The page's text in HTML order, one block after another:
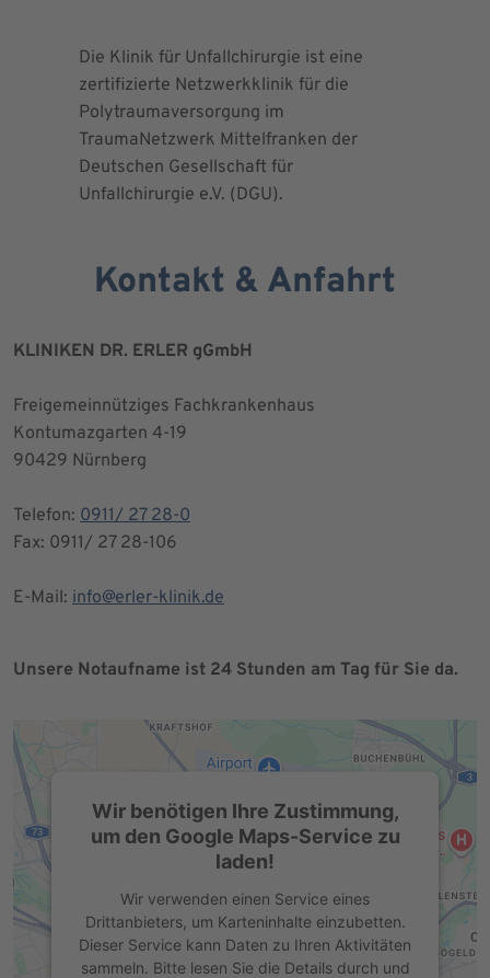
Die Klinik für Unfallchirurgie ist eine
zertifizierte Netzwerkklinik für die
Polytraumaversorgung im
TraumaNetzwerk Mittelfranken der
Deutschen Gesellschaft für
Unfallchirurgie e.V. (DGU).
Kontakt & Anfahrt
KLINIKEN DR. ERLER gGmbH
Freigemeinnütziges Fachkrankenhaus
Kontumazgarten 4-19
90429 Nürnberg
Telefon: 0911/ 27 28-0
Fax: 0911/ 27 28-106
E-Mail: info@erler-klinik.de
Unsere Notaufname ist 24 Stunden am Tag für Sie da.
Wir benötigen Ihre Zustimmung,
um den Google Maps-Service zu
laden!
Wir verwenden einen Service eines
Drittanbieters, um Karteninhalte einzubetten.
Dieser Service kann Daten zu Ihren Aktivitäten
sammeln. Bitte lesen Sie die Details durch und